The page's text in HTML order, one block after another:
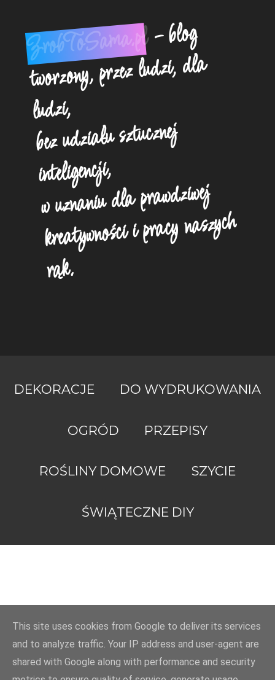
ZrobToSama.pl- blog
tworzony, przez ludzi, dla
ludzi,
bez udziału sztucznej
inteligencji,
w uznaniu dla prawdziwej
kreatywności i pracy naszych
rąk.
DEKORACJE DO WYDRUKOWANIA
OGRÓD PRZEPISY
ROŚLINY DOMOWE SZYCIE
ŚWIĄTECZNE DIY
This site uses cookies from Google to deliver its services
and to analyze traffic. Your IP address and user-agent are
shared with Google along with performance and security